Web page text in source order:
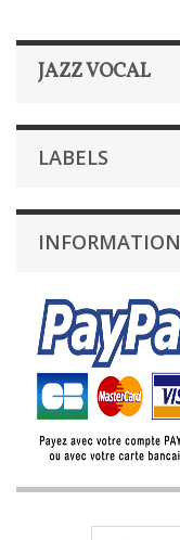
JAZZ VOCAL
LABELS
INFORMATION